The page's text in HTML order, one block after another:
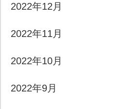
2022年12月
2022年11月
2022年10月
2022年9月